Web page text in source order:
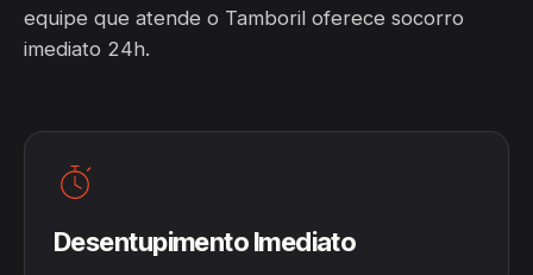
equipe que atende o Tamboril oferece socorro
imediato 24h.
Desentupimento Imediato